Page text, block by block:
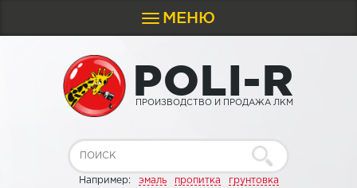
Toggle
navigation
МЕНЮ
POLI-R
ПРОИЗВОДСТВО И ПРОДАЖА ЛКМ
Например: эмаль пропитка грунтовка